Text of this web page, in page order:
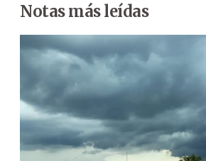
Notas más leídas